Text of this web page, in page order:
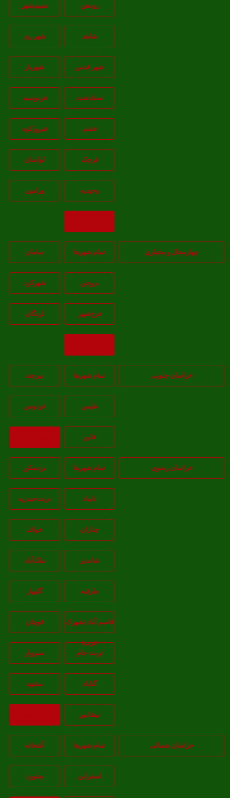
رودهن نسيم‌شهر
شاهد شهر ری
شهر قدس شهریار
صفادشت فردوسیه
فشم فیروزکوه
قرچک لواسان
وحیدیه ورامین
چهارمحال و بختیاری تمام شهر‌ها سامان
بروجن شهرکرد
فرخ‌شهر لردگان
خراسان جنوبی تمام شهر‌ها بيرجند
طبس فردوس
قاين
خراسان رضوی تمام شهر‌ها بردسکن
تایباد تربت‌حیدریه
چناران خواف
شاندیز ملک‌آباد
طرقبه گلبهار
قاسم آباد (شهرک
غرب)
قوچان
تربت جام سبزوار
گناباد مشهد
نيشابور
خراسان شمالی تمام شهر‌ها آشخانه
اسفراين بجنورد